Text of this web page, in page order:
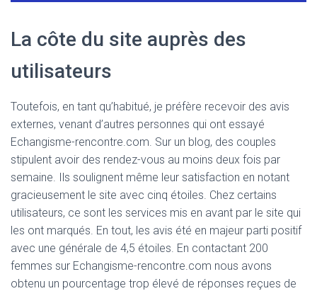
La côte du site auprès des
utilisateurs
Toutefois, en tant qu’habitué, je préfère recevoir des avis
externes, venant d’autres personnes qui ont essayé
Echangisme-rencontre.com. Sur un blog, des couples
stipulent avoir des rendez-vous au moins deux fois par
semaine. Ils soulignent même leur satisfaction en notant
gracieusement le site avec cinq étoiles. Chez certains
utilisateurs, ce sont les services mis en avant par le site qui
les ont marqués. En tout, les avis été en majeur parti positif
avec une générale de 4,5 étoiles. En contactant 200
femmes sur Echangisme-rencontre.com nous avons
obtenu un pourcentage trop élevé de réponses reçues de